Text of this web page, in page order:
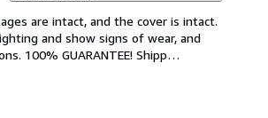
are intact, and the cover is intact.
and show signs of wear, and
100% GUARANTEE! Shipp…